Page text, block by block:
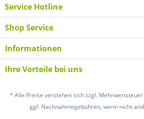
Service Hotline
Shop Service
Informationen
Ihre Vorteile bei uns
* Alle Preise verstehen sich zzgl.
ggf. Nachnahmegebühren, wenn nicht